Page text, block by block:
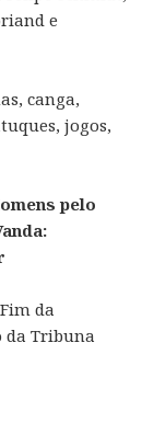
e
canga,
jogos,
pelo
da
da Tribuna